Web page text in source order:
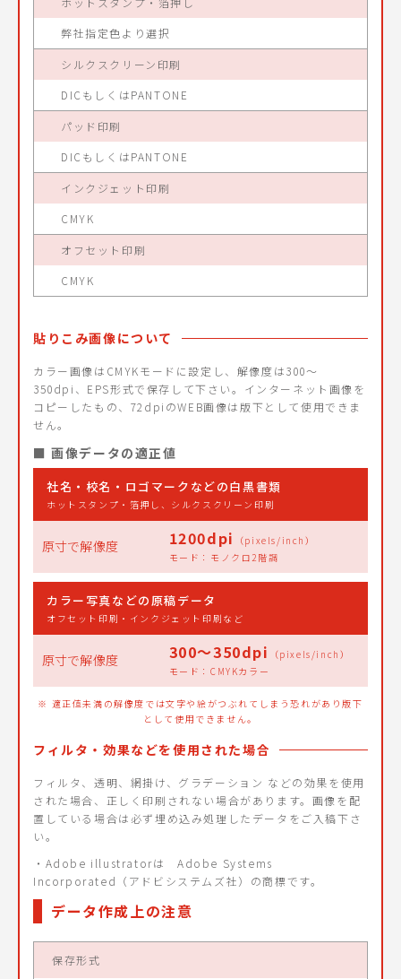
弊社指定色より選択
シルクスクリーン印刷
DICもしくはPANTONE
パッド印刷
DICもしくはPANTONE
インクジェット印刷
CMYK
オフセット印刷
CMYK
貼りこみ画像について
カラー画像はCMYKモードに設定し、解像度は300〜
350dpi、EPS形式で保存して下さい。インターネット画像を
コピーしたもの、72dpiのWEB画像は版下として使用できま
せん。
■ 画像データの適正値
社名・校名・ロゴマークなどの白黒書類
ホットスタンプ・箔押し、シルクスクリーン印刷
原寸で解像度 1200dpi
（pixels/inch）
モード：モノクロ2階調
カラー写真などの原稿データ
オフセット印刷・インクジェット印刷など
原寸で解像度 300〜350dpi
（pixels/inch）
モード：CMYKカラー
※ 適正値未満の解像度では文字や絵がつぶれてしまう恐れがあり版下
として使用できません。
フィルタ・効果などを使用された場合
フィルタ、透明、網掛け、グラデーション などの効果を使用
された場合、正しく印刷されない場合があります。画像を配
置している場合は必ず埋め込み処理したデータをご入稿下さ
い。
・Adobe illustratorは Adobe Systems
Incorporated（アドビシステムズ社）の商標です。
データ作成上の注意
保存形式